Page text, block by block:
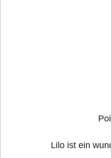
Lilo ist ein